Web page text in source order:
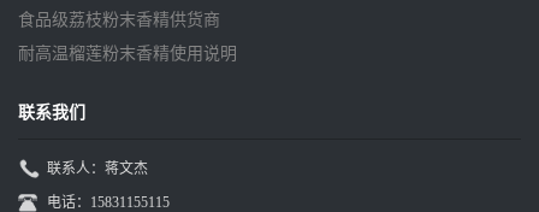
食品级荔枝粉末香精供货商
耐高温榴莲粉末香精使用说明
联系我们
联系人：蒋文杰
电话：15831155115